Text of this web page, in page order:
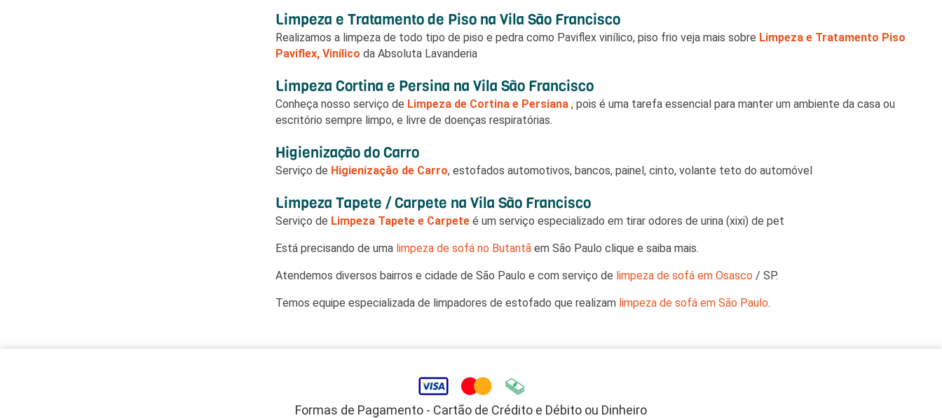
Limpeza e Tratamento de Piso na Vila São Francisco
Realizamos a limpeza de todo tipo de piso e pedra como Paviflex vinílico, piso frio veja mais sobre Limpeza e Tratamento Piso
Paviflex, Vinílico da Absoluta Lavanderia
Limpeza Cortina e Persina na Vila São Francisco
Conheça nosso serviço de Limpeza de Cortina e Persiana , pois é uma tarefa essencial para manter um ambiente da casa ou
escritório sempre limpo, e livre de doenças respiratórias.
Higienização do Carro
Serviço de Higienização de Carro, estofados automotivos, bancos, painel, cinto, volante teto do automóvel
Limpeza Tapete / Carpete na Vila São Francisco
Serviço de Limpeza Tapete e Carpete é um serviço especializado em tirar odores de urina (xixi) de pet
Está precisando de uma limpeza de sofá no Butantã em São Paulo clique e saiba mais.
Atendemos diversos bairros e cidade de São Paulo e com serviço de limpeza de sofá em Osasco / SP.
Temos equipe especializada de limpadores de estofado que realizam limpeza de sofá em São Paulo.
Formas de Pagamento - Cartão de Crédito e Débito ou Dinheiro